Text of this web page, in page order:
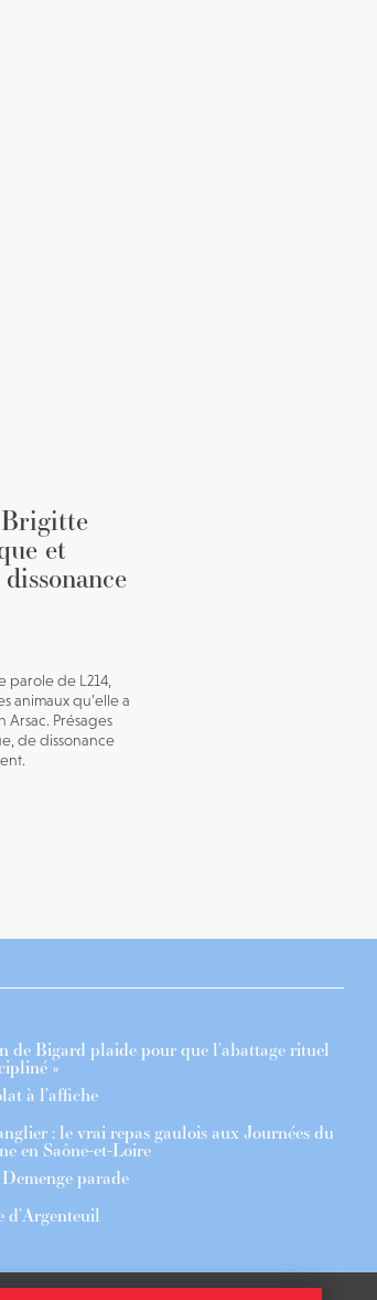
Brigitte
et
parole de L214,
animaux qu’elle a
Présages
de dissonance
de Bigard plaide pour que l’abattage rituel
»
à l’affiche
: le vrai repas gaulois aux Journées du
en Saône-et-Loire
parade
d’Argenteuil